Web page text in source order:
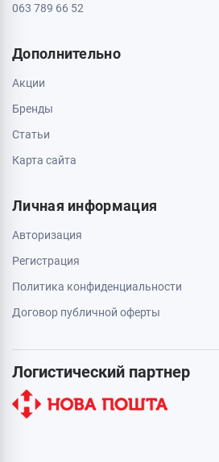
063 789 66 52
Дополнительно
Акции
Бренды
Статьи
Карта сайта
Личная информация
Авторизация
Регистрация
Политика конфиденциальности
Договор публичной оферты
Логистический партнер